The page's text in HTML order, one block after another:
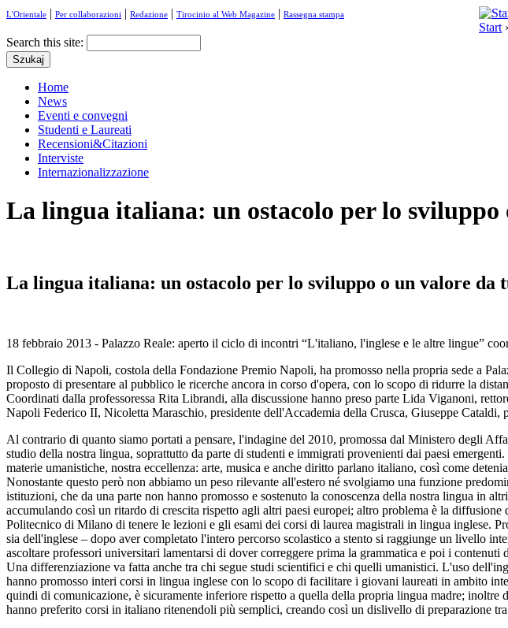
L'Orientale | Per collaborazioni | Redazione | Tirocinio al Web Magazine | Rassegna stampa
Start ›
Search this site:
Home
News
Eventi e convegni
Studenti e Laureati
Recensioni&Citazioni
Interviste
Internazionalizzazione
La lingua italiana: un ostacolo per lo sviluppo
La lingua italiana: un ostacolo per lo sviluppo o un valore da
18 febbraio 2013 - Palazzo Reale: aperto il ciclo di incontri “L'italiano, l'inglese e le altre lingue”
Il Collegio di Napoli, costola della Fondazione Premio Napoli, ha promosso nella propria sede a
proposto di presentare al pubblico le ricerche ancora in corso d'opera, con lo scopo di ridurre la
Coordinati dalla professoressa Rita Librandi, alla discussione hanno preso parte Lida Viganoni,
Napoli Federico II, Nicoletta Maraschio, presidente dell'Accademia della Crusca, Giuseppe
Al contrario di quanto siamo portati a pensare, l'indagine del 2010, promossa dal Ministero degli
studio della nostra lingua, soprattutto da parte di studenti e immigrati provenienti dai paesi
materie umanistiche, nostra eccellenza: arte, musica e anche diritto parlano italiano, così come
Nonostante questo però non abbiamo un peso rilevante all'estero né svolgiamo una funzione
istituzioni, che da una parte non hanno promosso e sostenuto la conoscenza della nostra lingua in
accumulando così un ritardo di crescita rispetto agli altri paesi europei; altro problema è la
Politecnico di Milano di tenere le lezioni e gli esami dei corsi di laurea magistrali in lingua inglese.
sia dell'inglese – dopo aver completato l'intero percorso scolastico a stento si raggiunge un livello
ascoltare professori universitari lamentarsi di dover correggere prima la grammatica e poi i contenuti
Una differenziazione va fatta anche tra chi segue studi scientifici e chi quelli umanistici. L'uso
hanno promosso interi corsi in lingua inglese con lo scopo di facilitare i giovani laureati in ambito
quindi di comunicazione, è sicuramente inferiore rispetto a quella della propria lingua madre;
hanno preferito corsi in italiano ritenendoli più semplici, creando così un dislivello di preparazione